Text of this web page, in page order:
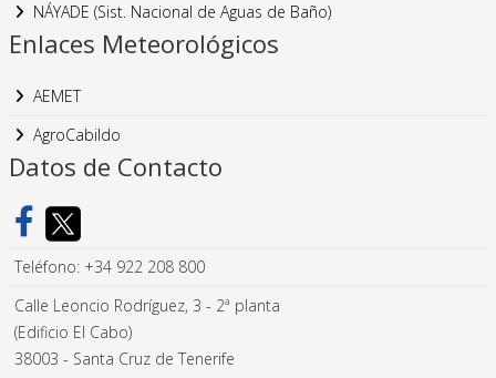
NÁYADE (Sist. Nacional de Aguas de Baño)
Enlaces Meteorológicos
AEMET
AgroCabildo
Datos de Contacto
Teléfono: +34 922 208 800
Calle Leoncio Rodríguez, 3 - 2ª planta
(Edificio El Cabo)
38003 - Santa Cruz de Tenerife